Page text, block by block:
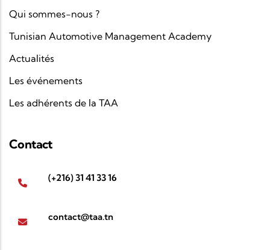
Qui sommes-nous ?
Tunisian Automotive Management Academy
Actualités
Les événements
Les adhérents de la TAA
Contact
(+216) 31 41 33 16
contact@taa.tn